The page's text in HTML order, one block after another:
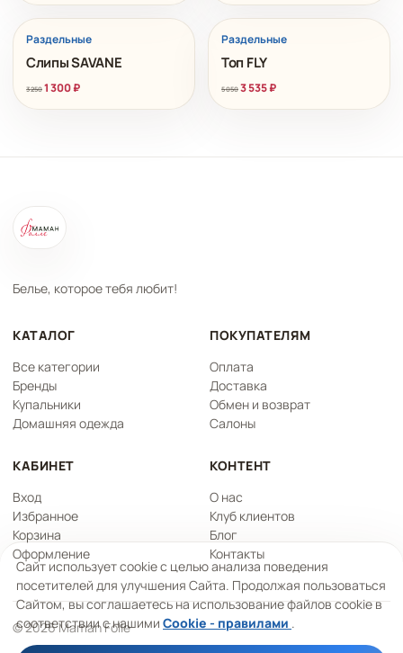
Раздельные
Слипы SAVANE
3 250 1 300₽
Раздельные
Топ FLY
5 050 3 535₽
Белье, которое тебя любит!
КАТАЛОГ
Все категории
Бренды
Купальники
Домашняя одежда
ПОКУПАТЕЛЯМ
Оплата
Доставка
Обмен и возврат
Салоны
КАБИНЕТ
Вход
Избранное
Корзина
Оформление
КОНТЕНТ
О нас
Клуб клиентов
Блог
Контакты
© 2026 Maman Folle
Сайт использует cookie с целью анализа поведения
посетителей для улучшения Сайта. Продолжая пользоваться
Сайтом, вы соглашаетесь на использование файлов cookie в
соответствии с нашими Cookie - правилами .